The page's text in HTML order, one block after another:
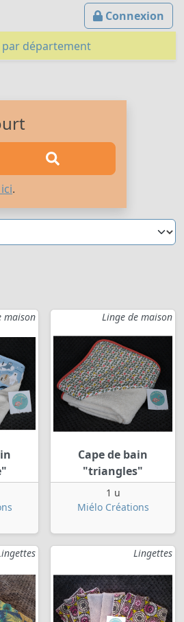
Connexion
département
.
maison Linge de maison
Cape de bain
"triangles"
1 u
Miélo Créations
Lingettes